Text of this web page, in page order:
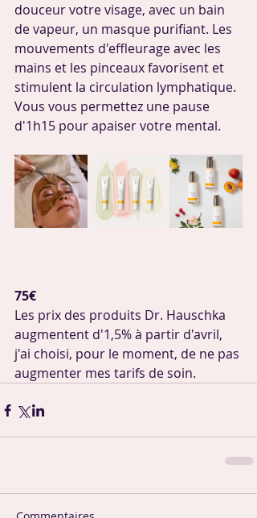
douceur votre visage, avec un bain
de vapeur, un masque purifiant. Les
mouvements d'effleurage avec les
mains et les pinceaux favorisent et
stimulent la circulation lymphatique.
Vous vous permettez une pause
d'1h15 pour apaiser votre mental.
75€
Les prix des produits Dr. Hauschka
augmentent d'1,5% à partir d'avril,
j'ai choisi, pour le moment, de ne pas
augmenter mes tarifs de soin.